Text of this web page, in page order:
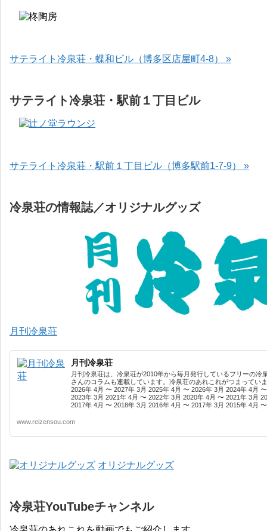
サテライト冷泉荘・蝶和ビル（博多区店屋町4-8） »
サテライト冷泉荘・駅前１丁目ビル
サテライト冷泉荘・駅前１丁目ビル（博多駅前1-7-9） »
冷泉荘の情報誌／オリジナルグッズ
月刊冷泉荘
月刊冷泉荘
月刊冷泉荘は、冷泉荘が2010年から毎月発行しているフリーの
さんのコラムも連載しています。冷泉荘のあれこれがつまってい
2026年 4月 〜 2027年 3月 2025年 4月 〜 2026年 3月 2024年 4月
2023年 3月 2021年 4月 〜 2022年 3月 2020年 4月 〜 2021年 3月
2017年 4月 〜 2018年 3月 2016年 4月 〜 2017年 3月 2015年 4月
www.reizensou.com
オリジナルグッズ
冷泉荘YouTubeチャンネル